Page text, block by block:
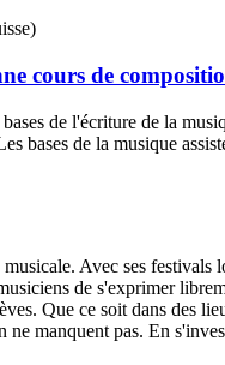
cours de
de l'écriture de la
bases de la musique
Avec ses
de s'exprimer
Que ce soit dans des
manquent pas. En